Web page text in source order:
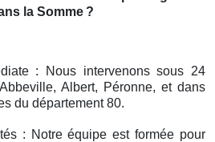
la Somme ?
: Nous intervenons sous 24
Albert, Péronne, et dans
du département 80.
: Notre équipe est formée pour